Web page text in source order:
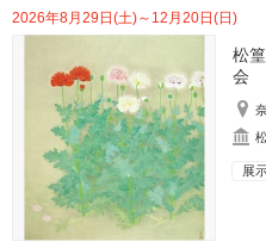
2026年8月29日(土)～12月20日(日)
松
会
展